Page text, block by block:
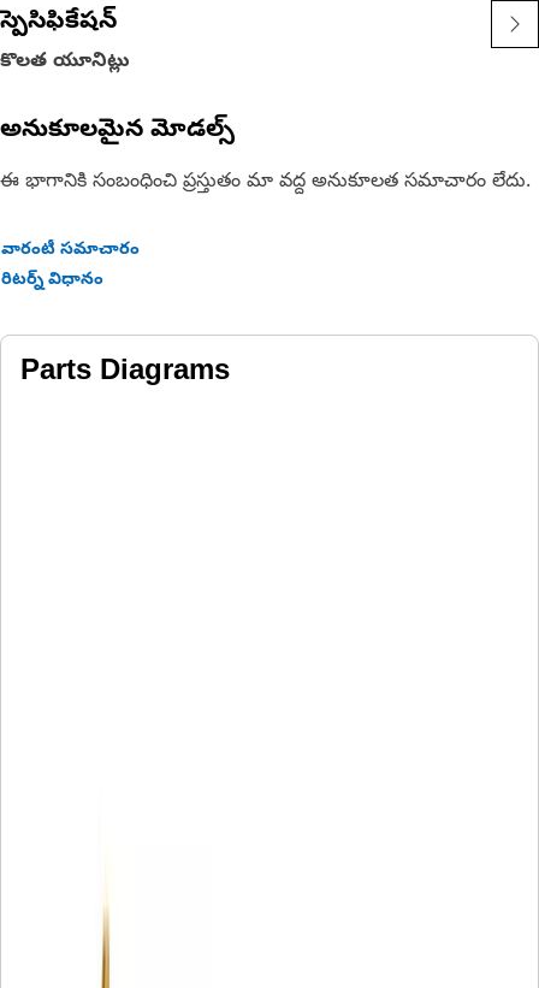
• Provided with 40% glass fiber reinforced, heat-stabilized
polyamide 6 with high rigidity and strength
• Provided with angle split to create a slight interference fit,
The Piston Wear Ring reduces the wear of the piston in
స్పెసిఫికేషన్
కొలత యూనిట్లు
అనుకూలమైన మోడల్స్
ఈ భాగానికి సంబంధించి ప్రస్తుతం మా వద్ద అనుకూలత సమాచారం లేదు.
వారంటీ సమాచారం
రిటర్న్ విధానం
Parts Diagrams